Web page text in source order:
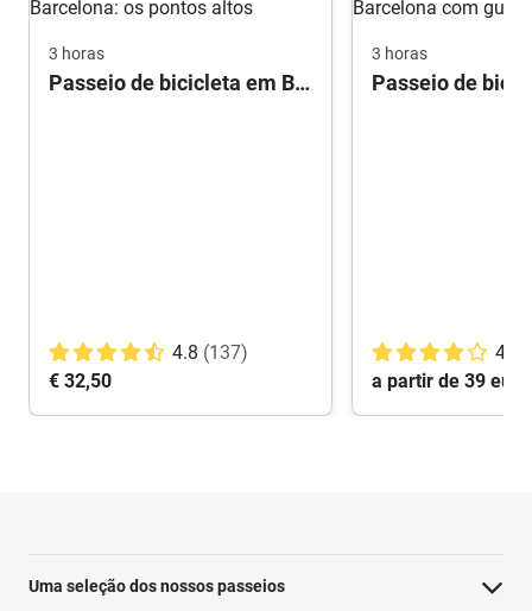
3 horas
Passeio de bicicleta em Barcelona: os pontos altos
4.8 (137)
€ 32,50
3 horas
4.3
a partir de 39
Uma seleção dos nossos passeios